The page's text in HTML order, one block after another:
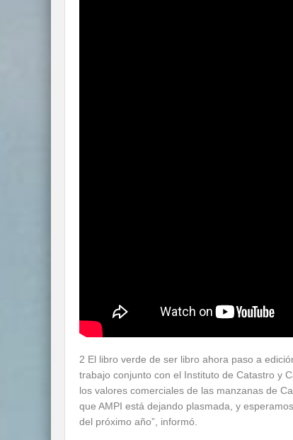
2 El libro verde de ser libro ahora paso a
trabajo conjunto con el Instituto de Catastro y
los valores comerciales de las manzanas de
que AMPI está dejando plasmada, y
del próximo año”, informó.